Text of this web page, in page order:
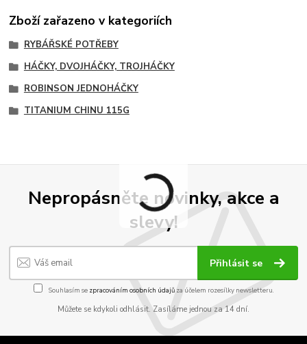
Zboží zařazeno v kategoriích
RYBÁŘSKÉ POTŘEBY
HÁČKY, DVOJHÁČKY, TROJHÁČKY
ROBINSON JEDNOHÁČKY
TITANIUM CHINU 115G
Nepropásněte novinky, akce a
slevy!
Přihlásit se
Souhlasím se zpracováním osobních údajůza účelem rozesílky newsletteru.
Můžete se kdykoli odhlásit. Zasíláme jednou za 14 dní.